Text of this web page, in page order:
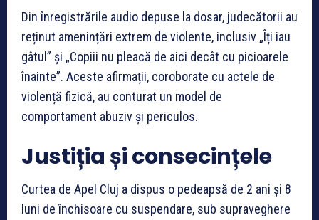
Din înregistrările audio depuse la dosar, judecătorii au
reținut amenințări extrem de violente, inclusiv „Îți iau
gâtul” și „Copiii nu pleacă de aici decât cu picioarele
înainte”. Aceste afirmații, coroborate cu actele de
violență fizică, au conturat un model de
comportament abuziv și periculos.
Justiția și consecințele
Curtea de Apel Cluj a dispus o pedeapsă de 2 ani și 8
luni de închisoare cu suspendare, sub supraveghere